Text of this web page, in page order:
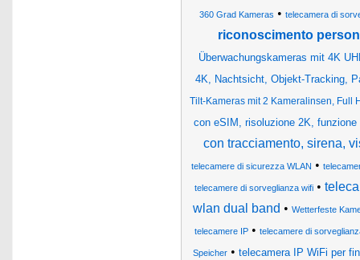
360 Grad Kameras • telecamera di
riconoscimento
Überwachungskameras mit 4K
4K, Nachtsicht, Objekt-Tracking,
Tilt-Kameras mit 2 Kameralinsen, Full
con eSIM, risoluzione 2K,
con tracciamento, sirena,
telecamere di sicurezza WLAN •
telecamere di sorveglianza wifi •
wlan dual band • Wetterfeste
telecamere IP• telecamere di
Speicher • telecamera IP WiFi per